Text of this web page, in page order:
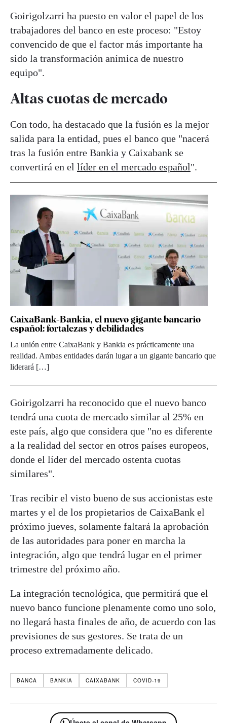
Goirigolzarri ha puesto en valor el papel de los
trabajadores del banco en este proceso: "Estoy
convencido de que el factor más importante ha
sido la transformación anímica de nuestro
equipo".
Altas cuotas de mercado
Con todo, ha destacado que la fusión es la mejor
salida para la entidad, pues el banco que "nacerá
tras la fusión entre Bankia y Caixabank se
convertirá en el líder en el mercado español".
CaixaBank-Bankia, el nuevo gigante bancario
español: fortalezas y debilidades
La unión entre CaixaBank y Bankia es prácticamente una
realidad. Ambas entidades darán lugar a un gigante bancario que
liderará […]
Goirigolzarri ha reconocido que el nuevo banco
tendrá una cuota de mercado similar al 25% en
este país, algo que considera que "no es diferente
a la realidad del sector en otros países europeos,
donde el líder del mercado ostenta cuotas
similares".
Tras recibir el visto bueno de sus accionistas este
martes y el de los propietarios de CaixaBank el
próximo jueves, solamente faltará la aprobación
de las autoridades para poner en marcha la
integración, algo que tendrá lugar en el primer
trimestre del próximo año.
La integración tecnológica, que permitirá que el
nuevo banco funcione plenamente como uno solo,
no llegará hasta finales de año, de acuerdo con las
previsiones de sus gestores. Se trata de un
proceso extremadamente delicado.
BANCA BANKIA CAIXABANK COVID-19